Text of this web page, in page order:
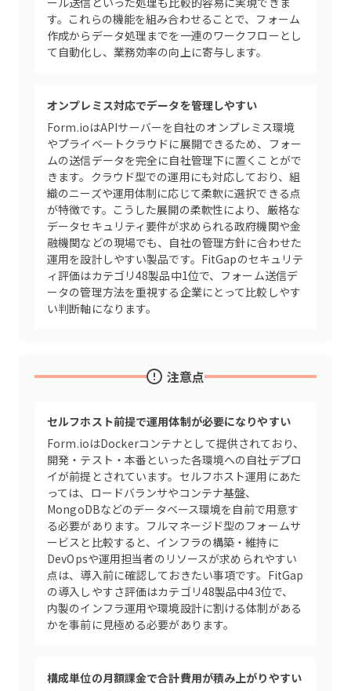
す。これらの機能を組み合わせることで、フォーム
作成からデータ処理までを一連のワークフローとし
て自動化し、業務効率の向上に寄与します。
オンプレミス対応でデータを管理しやすい
Form.ioはAPIサーバーを自社のオンプレミス環境
やプライベートクラウドに展開できるため、フォー
ムの送信データを完全に自社管理下に置くことがで
きます。クラウド型での運用にも対応しており、組
織のニーズや運用体制に応じて柔軟に選択できる点
が特徴です。こうした展開の柔軟性により、厳格な
データセキュリティ要件が求められる政府機関や金
融機関などの現場でも、自社の管理方針に合わせた
運用を設計しやすい製品です。FitGapのセキュリテ
ィ評価はカテゴリ48製品中1位で、フォーム送信デ
ータの管理方法を重視する企業にとって比較しやす
い判断軸になります。
注意点
セルフホスト前提で運用体制が必要になりやすい
Form.ioはDockerコンテナとして提供されており、
開発・テスト・本番といった各環境への自社デプロ
イが前提とされています。セルフホスト運用にあた
っては、ロードバランサやコンテナ基盤、
MongoDBなどのデータベース環境を自前で用意す
る必要があります。フルマネージド型のフォームサ
ービスと比較すると、インフラの構築・維持に
DevOpsや運用担当者のリソースが求められやすい
点は、導入前に確認しておきたい事項です。FitGap
の導入しやすさ評価はカテゴリ48製品中43位で、
内製のインフラ運用や環境設計に割ける体制がある
かを事前に見極める必要があります。
構成単位の月額課金で合計費用が積み上がりやすい